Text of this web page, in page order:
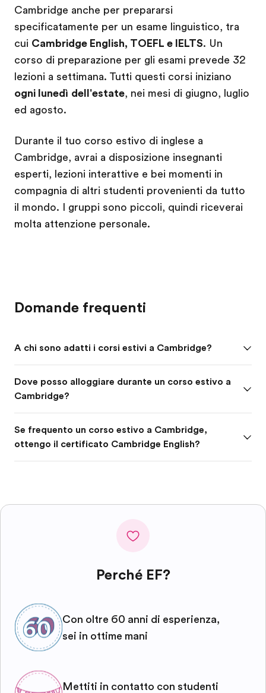
Cambridge anche per prepararsi
specificatamente per un esame linguistico, tra
cui Cambridge English, TOEFL e IELTS. Un
corso di preparazione per gli esami prevede 32
lezioni a settimana. Tutti questi corsi iniziano
ogni lunedì dell'estate, nei mesi di giugno, luglio
ed agosto.
Durante il tuo corso estivo di inglese a
Cambridge, avrai a disposizione insegnanti
esperti, lezioni interattive e bei momenti in
compagnia di altri studenti provenienti da tutto
il mondo. I gruppi sono piccoli, quindi riceverai
molta attenzione personale.
Domande frequenti
A chi sono adatti i corsi estivi a Cambridge?
Dove posso alloggiare durante un corso estivo a
Cambridge?
Se frequento un corso estivo a Cambridge,
ottengo il certificato Cambridge English?
Perché EF?
Con oltre 60 anni di esperienza,
sei in ottime mani
Mettiti in contatto con studenti